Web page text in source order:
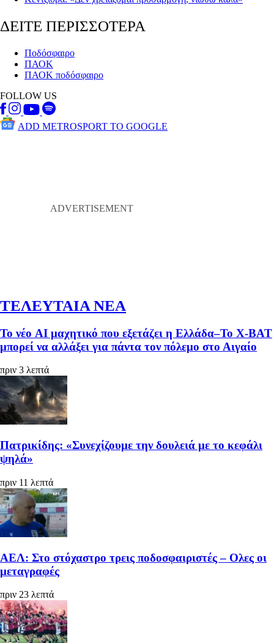
ΔΕΙΤΕ ΠΕΡΙΣΣΟΤΕΡΑ
Ποδόσφαιρο
ΠΑΟΚ
ΠΑΟΚ ποδόσφαιρο
FOLLOW US
ADD METROSPORT TO GOOGLE
ΤΕΛΕΥΤΑΙΑ ΝΕΑ
Το νέο AI μαχητικό που εξετάζει η Ελλάδα–Το X-BAT
μπορεί να αλλάξει για πάντα τον πόλεμο στο Αιγαίο
πριν 3 λεπτά
Πατρικίδης: «Συνεχίζουμε την δουλειά με το κεφάλι
ψηλά»
πριν 11 λεπτά
ΑΕΛ: Στο στόχαστρο τρεις ποδοσφαιριστές – Ολες οι
μεταγραφές
πριν 23 λεπτά